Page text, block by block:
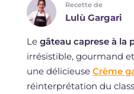
Recette de
Lulù Gargari
Le gâteau caprese à la
irrésistible, gourmand
une délicieuse Crème
réinterprétation du